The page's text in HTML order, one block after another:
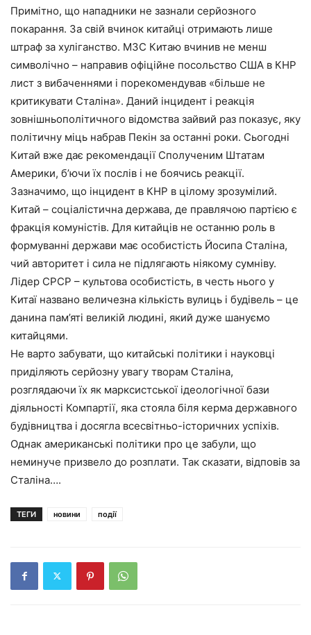
Примітно, що нападники не зазнали серйозного
покарання. За свій вчинок китайці отримають лише
штраф за хуліганство. МЗС Китаю вчинив не менш
символічно – направив офіційне посольство США в КНР
лист з вибаченнями і порекомендував «більше не
критикувати Сталіна». Даний інцидент і реакція
зовнішньополітичного відомства зайвий раз показує, яку
політичну міць набрав Пекін за останні роки. Сьогодні
Китай вже дає рекомендації Сполученим Штатам
Америки, б’ючи їх послів і не боячись реакції.
Зазначимо, що інцидент в КНР в цілому зрозумілий.
Китай – соціалістична держава, де правлячою партією є
фракція комуністів. Для китайців не останню роль в
формуванні держави має особистість Йосипа Сталіна,
чий авторитет і сила не підлягають ніякому сумніву.
Лідер СРСР – культова особистість, в честь нього у
Китаї названо величезна кількість вулиць і будівель – це
данина пам’яті великій людині, який дуже шануємо
китайцями.
Не варто забувати, що китайські політики і науковці
приділяють серйозну увагу творам Сталіна,
розглядаючи їх як марксистської ідеологічної бази
діяльності Компартії, яка стояла біля керма державного
будівництва і досягла всесвітньо-історичних успіхів.
Однак американські політики про це забули, що
неминуче призвело до розплати. Так сказати, відповів за
Сталіна….
ТЕГИ новини події